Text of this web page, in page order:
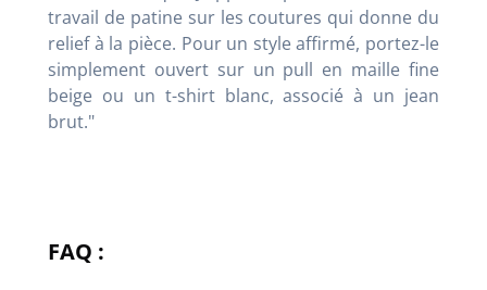
travail de patine sur les coutures qui donne du
relief à la pièce. Pour un style affirmé, portez-le
simplement ouvert sur un pull en maille fine
beige ou un t-shirt blanc, associé à un jean
brut."
FAQ :